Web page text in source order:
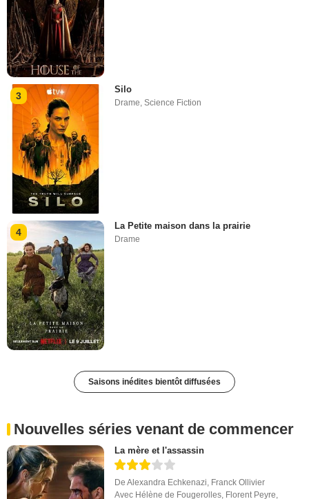
3
Silo
Drame ,Science Fiction
4
La Petite maison dans la prairie
Drame
Saisons inédites bientôt diffusées
Nouvelles séries venant de commencer
La mère et l'assassin
DeAlexandra Echkenazi, Franck Ollivier
Avec Hélène de Fougerolles, Florent Peyre,